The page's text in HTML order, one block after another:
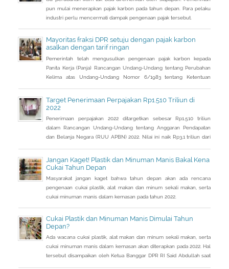
pun mulai menerapkan pajak karbon pada tahun depan. Para pelaku
industri perlu mencermati dampak pengenaan pajak tersebut.
Mayoritas fraksi DPR setuju dengan pajak karbon
asalkan dengan tarif ringan
Pemerintah telah mengusulkan pengenaan pajak karbon kepada
Panita Kerja (Panja) Rancangan Undang-Undang tentang Perubahan
Kelima atas Undang-Undang Nomor 6/1983 tentang Ketentuan
Target Penerimaan Perpajakan Rp1.510 Triliun di
2022
Penerimaan perpajakan 2022 ditargetkan sebesar Rp1.510 triliun
dalam Rancangan Undang-Undang tentang Anggaran Pendapatan
dan Belanja Negara (RUU APBN) 2022. Nilai ini naik Rp3,1 triliun dari
pada 16 Agustus 2021.
Jangan Kaget! Plastik dan Minuman Manis Bakal Kena
Cukai Tahun Depan
Masyarakat jangan kaget bahwa tahun depan akan ada rencana
pengenaan cukai plastik, alat makan dan minum sekali makan, serta
cukai minuman manis dalam kemasan pada tahun 2022.
Cukai Plastik dan Minuman Manis Dimulai Tahun
Depan?
Ada wacana cukai plastik, alat makan dan minum sekali makan, serta
cukai minuman manis dalam kemasan akan diterapkan pada 2022. Hal
tersebut disampaikan oleh Ketua Banggar DPR RI Said Abdullah saat